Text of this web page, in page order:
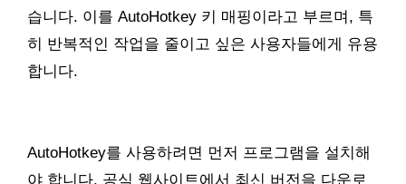
습니다. 이를 AutoHotkey 키 매핑이라고 부르며, 특
히 반복적인 작업을 줄이고 싶은 사용자들에게 유용
합니다.
AutoHotkey를 사용하려면 먼저 프로그램을 설치해
야 합니다. 공식 웹사이트에서 최신 버전을 다운로